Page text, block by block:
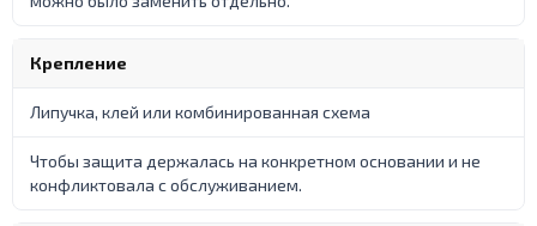
Крепление
Липучка, клей или комбинированная схема
Чтобы защита держалась на конкретном основании и не
конфликтовала с обслуживанием.